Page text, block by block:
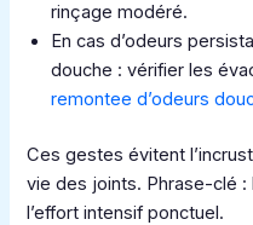
rinçage modéré.
En cas d’odeurs
douche : vérifier les
remontee d’odeurs
Ces gestes évitent
vie des joints. Phrase-clé :
l’effort intensif ponctuel.